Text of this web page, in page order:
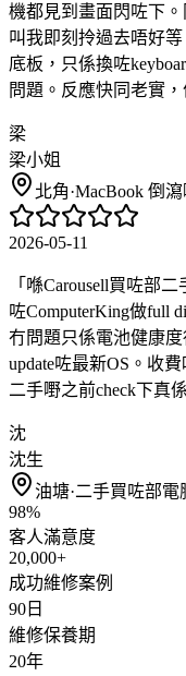
機都見到畫面閃咗下
叫我即刻拎過去唔好
底板，只係換咗
問題。反應快同老實，
梁
梁小姐
北角·MacBook 倒
2026-05-11
「 喺Carousell買咗部
咗ComputerKing做full
冇問題只係電池健康度
update咗最新OS。收
二手嘢之前check下真
沈
沈生
油塘·二手買咗部電
98%
客人滿意度
20,000+
成功維修案例
90日
維修保養期
20年